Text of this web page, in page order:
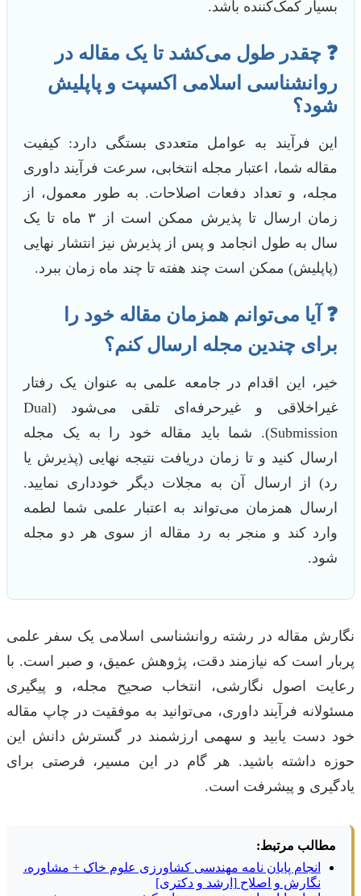
بسیار کمک‌کننده باشد.
❓ چقدر طول می‌کشد تا یک مقاله در
روانشناسی اسلامی اکسپت و پاپلیش
شود؟
این فرآیند به عوامل متعددی بستگی دارد: کیفیت
مقاله شما، اعتبار مجله انتخابی، سرعت فرآیند داوری
مجله، و تعداد دفعات اصلاحات. به طور معمول، از
زمان ارسال تا پذیرش ممکن است از ۳ ماه تا یک
سال به طول انجامد و پس از پذیرش نیز انتشار نهایی
(پاپلیش) ممکن است چند هفته تا چند ماه زمان ببرد.
❓ آیا می‌توانم همزمان مقاله خود را
برای چندین مجله ارسال کنم؟
خیر، این اقدام در جامعه علمی به عنوان یک رفتار
غیراخلاقی و غیرحرفه‌ای تلقی می‌شود (Dual
Submission). شما باید مقاله خود را به یک مجله
ارسال کنید و تا زمان دریافت نتیجه نهایی (پذیرش یا
رد) از ارسال آن به مجلات دیگر خودداری نمایید.
ارسال همزمان می‌تواند به اعتبار علمی شما لطمه
وارد کند و منجر به رد مقاله از سوی هر دو مجله
شود.
نگارش مقاله در رشته روانشناسی اسلامی یک سفر علمی
پربار است که نیازمند دقت، پژوهش عمیق، و صبر است. با
رعایت اصول نگارشی، انتخاب صحیح مجله، و پیگیری
مسئولانه فرآیند داوری، می‌توانید به موفقیت در چاپ مقاله
خود دست یابید و سهمی ارزشمند در گسترش دانش این
حوزه داشته باشید. هر گام در این مسیر، فرصتی برای
یادگیری و پیشرفت است.
مطالب مرتبط:
انجام پایان نامه مهندسی کشاورزی علوم خاک + مشاوره،
نگارش و اصلاح [ارشد و دکتری]